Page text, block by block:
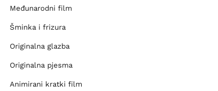
Međunarodni film
Šminka i frizura
Originalna glazba
Originalna pjesma
Animirani kratki film